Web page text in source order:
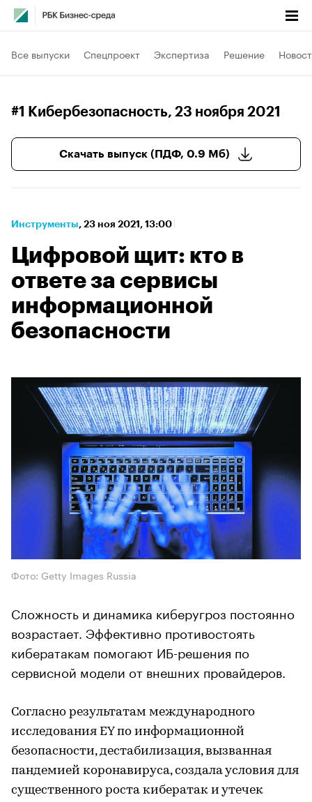
Все выпуски Спецпроект Экспертиза Решение
#1 Кибербезопасность, 23 ноября 2021
Скачать выпуск (ПДФ, 0.9 Мб)
Инструменты⁠, 23 ноя 2021, 13:00
Цифровой щит: кто в
ответе за сервисы
информационной
безопасности
Фото: Getty Images Russia
Сложность и динамика киберугроз постоянно
возрастает. Эффективно противостоять
кибератакам помогают ИБ-решения по
сервисной модели от внешних провайдеров.
Согласно результатам международного
исследования EY по информационной
безопасности, дестабилизация, вызванная
пандемией коронавируса, создала условия для
существенного роста кибератак и утечек